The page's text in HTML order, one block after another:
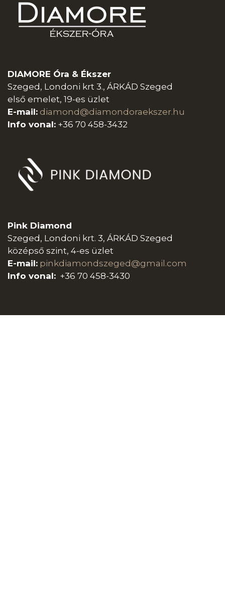
DIAMORE Óra & Ékszer
Szeged, Londoni krt 3., ÁRKÁD Szeged
első emelet, 19-es üzlet
E-mail: diamond@diamondoraekszer.hu
Info vonal: +36 70 458-3432
Pink Diamond
Szeged, Londoni krt. 3, ÁRKÁD Szeged
középső szint, 4-es üzlet
E-mail: pinkdiamondszeged@gmail.com
Info vonal: +36 70 458-3430